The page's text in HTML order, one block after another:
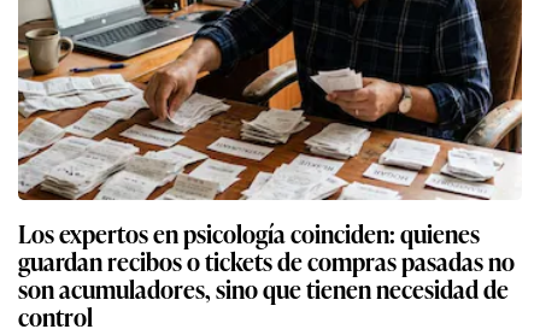
Los expertos en psicología coinciden: quienes
guardan recibos o tickets de compras pasadas no
son acumuladores, sino que tienen necesidad de
control